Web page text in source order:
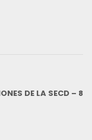
DE LA SECD – 8